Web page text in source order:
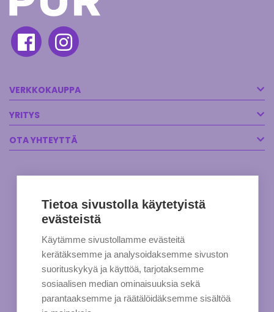
VERKKOKAUPPA
YRITYS
OTA YHTEYTTÄ
Tietoa sivustolla käytetyistä
evästeistä
Käytämme sivustollamme evästeitä
kerätäksemme ja analysoidaksemme sivuston
suorituskykyä ja käyttöä, tarjotaksemme
sosiaalisen median ominaisuuksia sekä
parantaaksemme ja räätälöidäksemme sisältöä